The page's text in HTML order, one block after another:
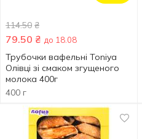
114.50 ₴
79.50 ₴ до 18.08
Трубочки вафельні Toniya
Олівці зі смаком згущеного
молока 400г
400 г